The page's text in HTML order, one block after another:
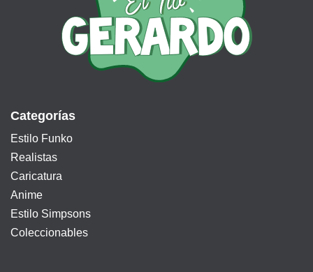
Categorías
Estilo Funko
Realistas
Caricatura
Anime
Estilo Simpsons
Coleccionables